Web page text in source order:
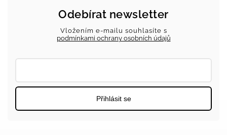
Odebírat newsletter
Vložením e-mailu souhlasíte s
podmínkami ochrany osobních údajů
Přihlásit se